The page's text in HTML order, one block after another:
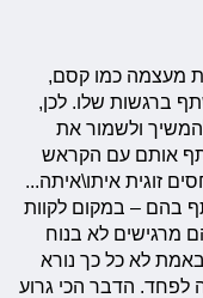
מעצמה כמו קסם,
ברגשות שלו. לכן,
ולשמור את
אותם עם הקראש
זוגית איתו\איתה...
בהם – במקום לקוות
מרגישים לא בנוח
לא כל כך נורא
הדבר הכי גרוע